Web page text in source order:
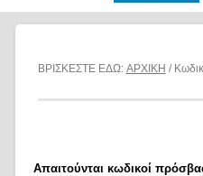
ΒΡΙΣΚΕΣΤΕ ΕΔΩ: ΑΡΧΙΚΗ /
Απαιτούνται κωδικοί